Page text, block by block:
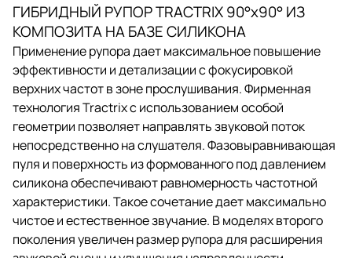
ГИБРИДНЫЙ РУПОР TRACTRIX 90°х90° ИЗ
КОМПОЗИТА НА БАЗЕ СИЛИКОНА
Применение рупора дает максимальное повышение
эффективности и детализации с фокусировкой
верхних частот в зоне прослушивания. Фирменная
технология Tractrix с использованием особой
геометрии позволяет направлять звуковой поток
непосредственно на слушателя. Фазовыравнивающая
пуля и поверхность из формованного под давлением
силикона обеспечивают равномерность частотной
характеристики. Такое сочетание дает максимально
чистое и естественное звучание. В моделях второго
поколения увеличен размер рупора для расширения